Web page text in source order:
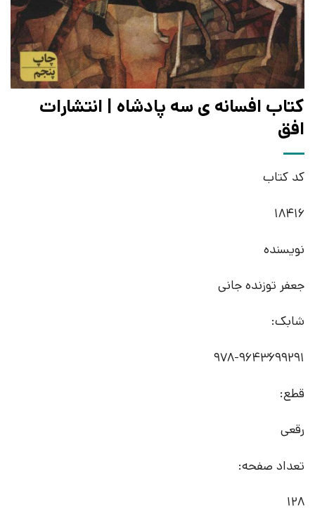
کتاب افسانه ی سه پادشاه | انتشارات
افق
کد کتاب
18416
نویسنده
جعفر توزنده جانی
شابک:
978-9643699291
قطع:
رقعی
تعداد صفحه:
128